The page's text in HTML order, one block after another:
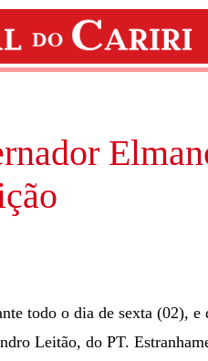
todo o dia de sexta (02),
Leitão, do PT.